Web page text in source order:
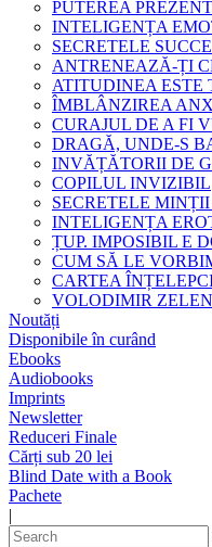
PUTEREA
INTELIGENȚA
SECRETELE
ANTRENEAZĂ-ȚI
ATITUDINEA ESTE
ÎMBLÂNZIREA
CURAJUL DE A FI
DRAGĂ, UNDE-S
INVĂȚĂTORII DE
COPILUL INVIZIBIL
SECRETELE
INTELIGENȚA
ȚUP. IMPOSIBIL E
CUM SĂ LE
CARTEA
VOLODIMIR
Noutăți
Disponibile în curând
Ebooks
Audiobooks
Imprints
Newsletter
Reduceri Finale
Cărți sub 20 lei
Blind Date with a Book
Pachete
|